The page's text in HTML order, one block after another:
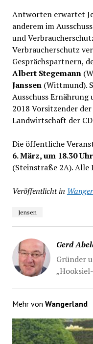
Antworten erwartet
anderem im
und
Verbraucherschutz
Gesprächspartnern,
Albert Stegemann
Janssen (Wittmund).
Ausschuss
2018 Vorsitzender
Landwirtschaft der
Die öffentliche
6. März, um 18.30 Uhr
(Steinstraße 2A).
Veröffentlicht in
Jensen
Gerd
Gründer
Mehr von Wangerland